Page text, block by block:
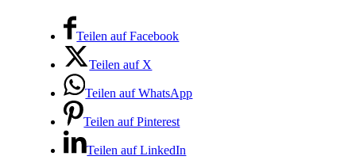
Teilen auf Facebook
Teilen auf X
Teilen auf WhatsApp
Teilen auf Pinterest
Teilen auf LinkedIn